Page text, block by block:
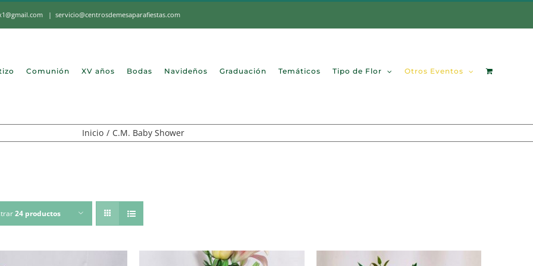
| servicio@centrosdemesaparafiestas.com
Comunión XV años Bodas Navideños Graduación Temáticos Tipo de Flor Otros Eventos
Inicio C.M. Baby Shower
24 productos